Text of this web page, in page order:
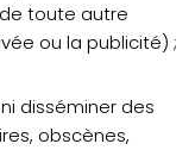
toute autre
ou la publicité) ;
disséminer des
obscènes,